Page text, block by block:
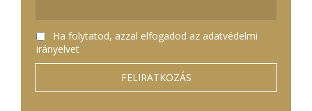
Ha folytatod, azzal elfogadod az adatvédelmi
irányelvet